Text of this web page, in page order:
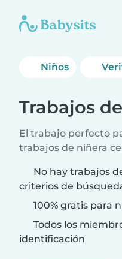
Niños
Trabajos
El trabajo perfecto
trabajos de niñera
No hay trabajos
criterios de
100% gratis para
Todos los
identificación